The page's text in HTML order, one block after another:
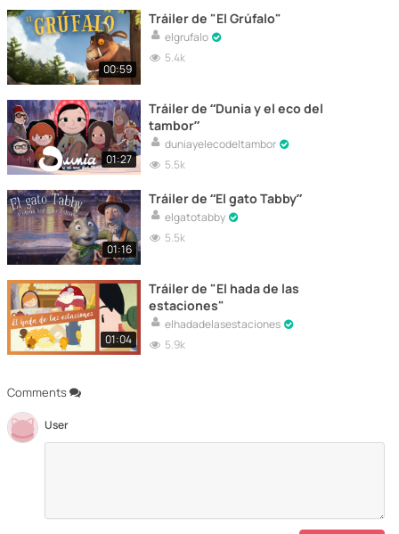
Comments
User
00:59
Tráiler de "El Grúfalo"
elgrufalo
5.4k
01:27
Tráiler de “Dunia y el eco del
tambor”
duniayelecodeltambor
5.5k
01:16
Tráiler de “El gato Tabby”
elgatotabby
5.5k
01:04
Tráiler de "El hada de las
estaciones"
elhadadelasestaciones
5.9k